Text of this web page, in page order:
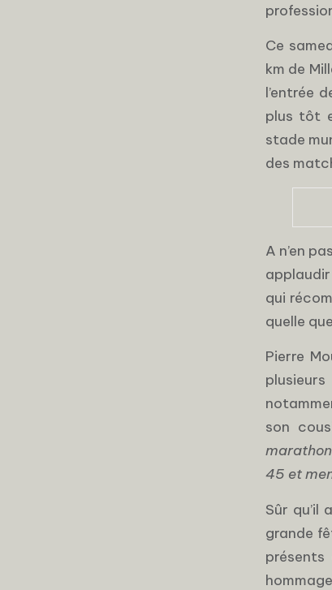
Ce
km de
l’entrée
plus tôt
stade
des
A n’en
qui
quelle
Pierre
son
45 et
Sûr
grande